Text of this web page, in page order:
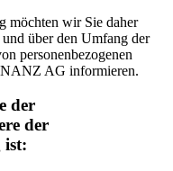
möchten wir Sie daher
über den Umfang der
personenbezogenen
AG informieren.
der
der
ist: